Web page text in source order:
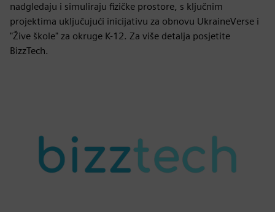
nadgledaju i simuliraju fizičke prostore, s ključnim
projektima uključujući inicijativu za obnovu UkraineVerse i
"Žive škole" za okruge K-12. Za više detalja posjetite
BizzTech.